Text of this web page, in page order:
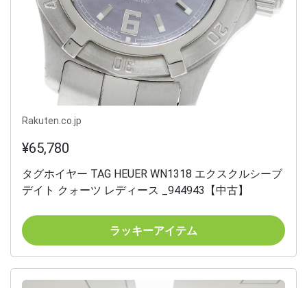
Rakuten.co.jp
¥65,780
タグホイヤー TAG HEUER WN1318 エクスクルシーブ
デイト クォーツ レディース _944943【中古】
ラッキーアイテム